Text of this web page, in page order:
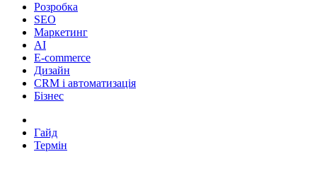
Розробка
SEO
Маркетинг
AI
E-commerce
Дизайн
CRM і автоматизація
Бізнес
Гайд
Термін